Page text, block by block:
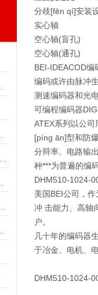
分歧[fēn qí]安装
实心轴
空心轴(盲孔)
空心轴(通孔)
BEI-IDEACOD
编码或许由脉冲
测速编码器和光
可编程编码器
ATEX系列以公
[píng ān]型和防
分辩率、电路输
种***为普遍的编
DHM510-1024-
美国BEI公司，
冲 击能力、高轴
户。
几十年的编码器
于冶金、电机、
DHM510-1024-